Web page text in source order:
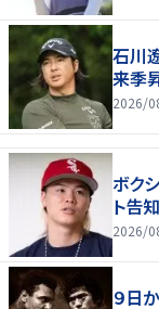
石川
来季
2026/
ボク
ト告
2026/
９日